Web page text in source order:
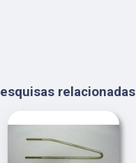
relacionadas